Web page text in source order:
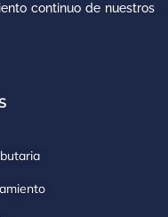
continuo de nuestros